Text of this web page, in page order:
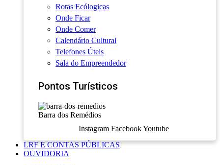
Rotas Ecólogicas
Onde Ficar
Onde Comer
Calendário Cultural
Telefones Úteis
Sala do Empreendedor
Pontos Turísticos
Barra dos Remédios
Instagram Facebook Youtube
LRF E CONTAS PÚBLICAS
OUVIDORIA